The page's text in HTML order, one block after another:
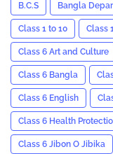
B.C.S Bangla
Class 1 to 10 Class
Class 6 Art and Culture
Class 6 Bangla
Class 6 English
Class 6 Health
Class 6 Jibon O Jibika